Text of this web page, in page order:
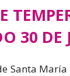
30 DE
Santa